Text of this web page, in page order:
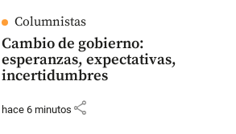
Columnistas
Cambio de gobierno:
esperanzas, expectativas,
incertidumbres
hace 6 minutos share